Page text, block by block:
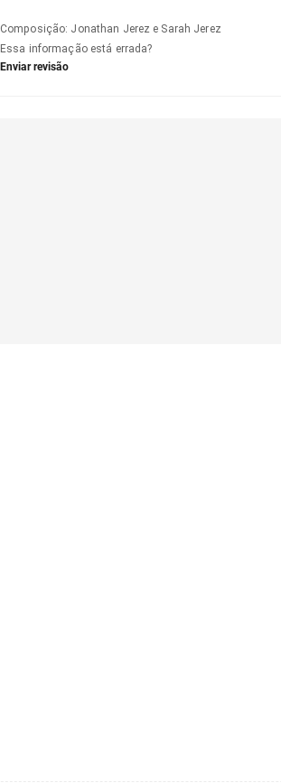
Composição: Jonathan Jerez e Sarah Jerez
Essa informação está errada?
Enviar revisão